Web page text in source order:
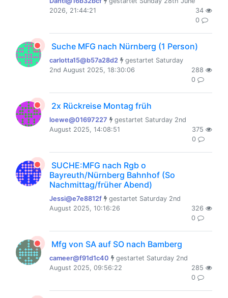
34
0
2026, 21:44:21
Suche MFG nach Nürnberg (1 Person)
288
0
carlotta15@b57a28d2
gestartet Saturday
2nd August 2025, 18:30:06
2x Rückreise Montag früh
375
0
loewe@01697227
gestartet Saturday 2nd
August 2025, 14:08:51
SUCHE:MFG nach Rgb o
Bayreuth/Nürnberg Bahnhof (So
Nachmittag/früher Abend)
326
0
Jessi@e7e8812f
gestartet Saturday 2nd
August 2025, 10:16:26
Mfg von SA auf SO nach Bamberg
285
0
cameer@f91d1c40
gestartet Saturday 2nd
August 2025, 09:56:22